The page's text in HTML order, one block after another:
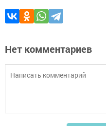
Нет комментариев